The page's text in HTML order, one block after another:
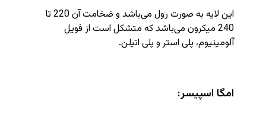
این لایه به صورت رول می‌باشد و ضخامت آن 220 تا
240 میکرون می‌باشد که متشکل است از فویل
آلومینیوم، پلی استر و پلی اتیلن.
امگا اسپیسر: